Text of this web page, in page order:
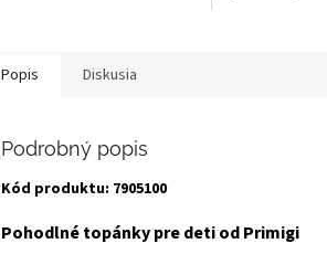
Popis Diskusia
Podrobný popis
Kód produktu: 7905100
Pohodlné topánky pre deti od Primigi